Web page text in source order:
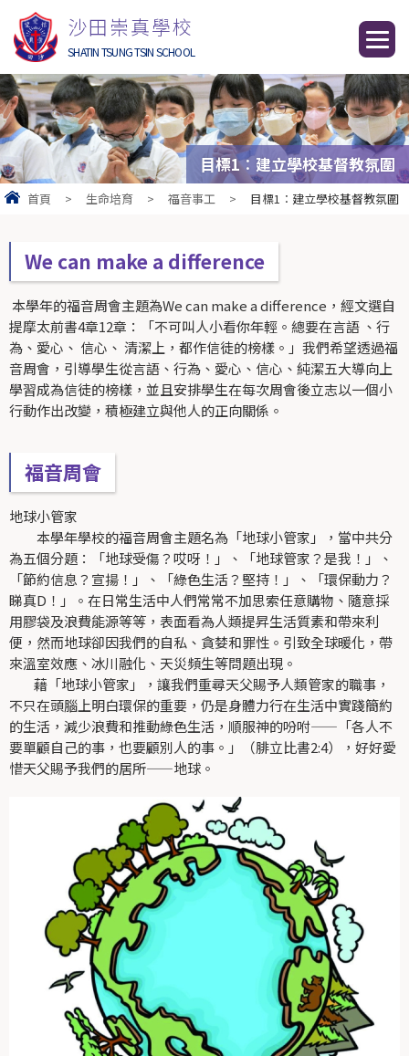
沙田崇真學校
SHATIN TSUNG TSIN SCHOOL
目標1︰建立學校基督教氛圍
首頁 > 生命培育 > 福音事工 > 目標1︰建立學校基督教氛圍
We can make a difference
本學年的福音周會主題為We can make a difference，經文選自
提摩太前書4章12章：「不可叫人小看你年輕。總要在言語 、行
為、愛心、 信心、 清潔上，都作信徒的榜樣。」我們希望透過福
音周會，引導學生從言語、行為、愛心、信心、純潔五大導向上
學習成為信徒的榜樣，並且安排學生在每次周會後立志以一個小
行動作出改變，積極建立與他人的正向關係。
福音周會
地球小管家
本學年學校的福音周會主題名為「地球小管家」，當中共分
為五個分題：「地球受傷？哎呀！」、「地球管家？是我！」、
「節約信息？宣揚！」、「綠色生活？堅持！」、「環保動力？
睇真D！」。在日常生活中人們常常不加思索任意購物、隨意採
用膠袋及浪費能源等等，表面看為人類提昇生活質素和帶來利
便，然而地球卻因我們的自私、貪婪和罪性。引致全球暖化，帶
來溫室效應、冰川融化、天災頻生等問題出現。
藉「地球小管家」，讓我們重尋天父賜予人類管家的職事，
不只在頭腦上明白環保的重要，仍是身體力行在生活中實踐簡約
的生活，減少浪費和推動綠色生活，順服神的吩咐——「各人不
要單顧自己的事，也要顧別人的事。」（腓立比書2:4），好好愛
惜天父賜予我們的居所——地球。